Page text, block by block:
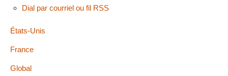
Dial par courriel ou fil RSS
États-Unis
France
Global